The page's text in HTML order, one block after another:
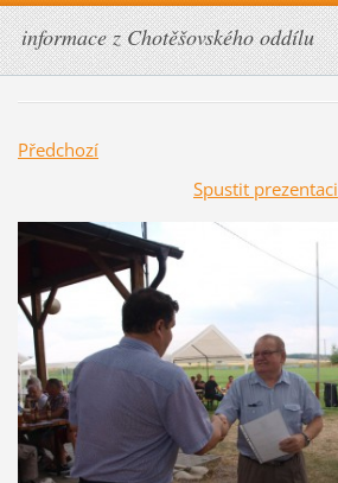
informace z Chotěšovského oddílu
Předchozí
Spustit prezentaci